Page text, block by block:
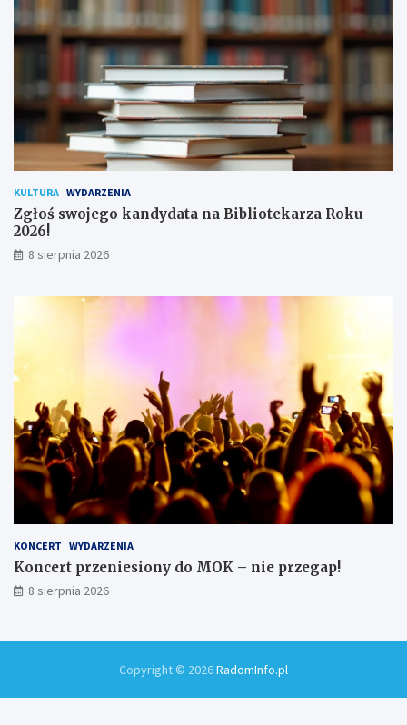
!h
u
ż
o
n
i
ó
w
KULTURA WYDARZENIA
Zgłoś swojego kandydata na Bibliotekarza Roku
2026!
8 sierpnia 2026
KONCERT WYDARZENIA
Koncert przeniesiony do MOK – nie przegap!
8 sierpnia 2026
Copyright © 2026RadomInfo.pl